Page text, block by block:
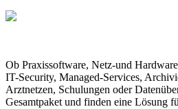
Ob Praxissoftware, Netz-und
IT-Security, Managed-Services,
Arztnetzen, Schulungen oder
Gesamtpaket und finden eine Lösung